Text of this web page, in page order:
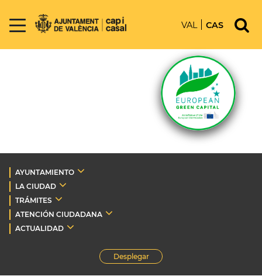
VAL CAS
AYUNTAMIENTO
LA CIUDAD
TRÁMITES
ATENCIÓN CIUDADANA
ACTUALIDAD
Desplegar